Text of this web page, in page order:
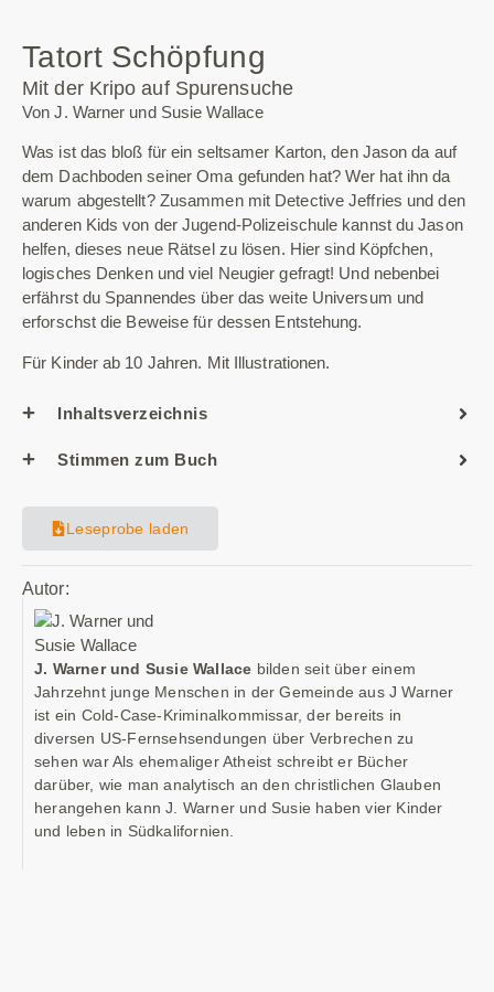
Tatort Schöpfung
Mit der Kripo auf Spurensuche
Von J. Warner und Susie Wallace
Was ist das bloß für ein seltsamer Karton, den Jason da auf
dem Dachboden seiner Oma gefunden hat? Wer hat ihn da
warum abgestellt? Zusammen mit Detective Jeffries und den
anderen Kids von der Jugend-Polizeischule kannst du Jason
helfen, dieses neue Rätsel zu lösen. Hier sind Köpfchen,
logisches Denken und viel Neugier gefragt! Und nebenbei
erfährst du Spannendes über das weite Universum und
erforschst die Beweise für dessen Entstehung.
Für Kinder ab 10 Jahren. Mit Illustrationen.
Inhaltsverzeichnis
Stimmen zum Buch
Leseprobe laden
Autor:
J. Warner und Susie Wallace bilden seit über einem
Jahrzehnt junge Menschen in der Gemeinde aus J Warner
ist ein Cold-Case-Kriminalkommissar, der bereits in
diversen US-Fernsehsendungen über Verbrechen zu
sehen war Als ehemaliger Atheist schreibt er Bücher
darüber, wie man analytisch an den christlichen Glauben
herangehen kann J. Warner und Susie haben vier Kinder
und leben in Südkalifornien.